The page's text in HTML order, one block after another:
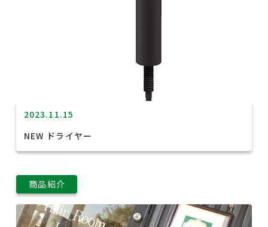
2023.11.15
NEW ドライヤー
商品紹介